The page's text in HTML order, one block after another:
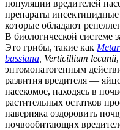
популяции вредителей
препараты
которые обладают
В биологической системе
Это грибы, такие как
bassiana , Verticillium lecanii
энтомопатогенным
развития вредителя —
насекомое, находясь в
растительных остатков
наверняка оздоровить
почвообитающих